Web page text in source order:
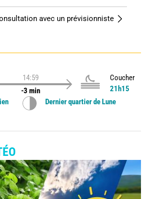
avec un prévisionniste
14:59
-3 min
Coucher
21h15
Dernier quartier de Lune